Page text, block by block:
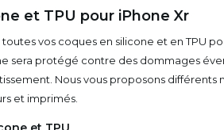
et TPU pour iPhone Xr
vos coques en silicone et en TPU
sera protégé contre des dommages
Nous vous proposons différents
et imprimés.